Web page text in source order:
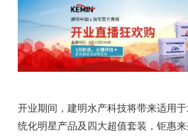
开业期间，建明水产科技将带来适用
统化明星产品及四大超值套装，钜惠来